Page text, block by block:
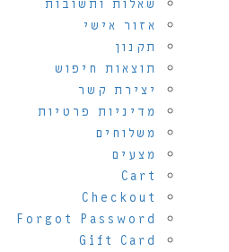
שאלות ותשובות
אזור אישי
תקנון
תוצאות חיפוש
יצירת קשר
מדיניות פרטיות
משלוחים
מצעים
Cart
Checkout
Forgot Password
Gift Card